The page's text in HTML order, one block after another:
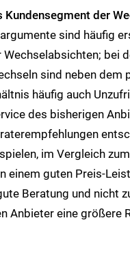
Kundensegment der
sind häufig
Wechselabsichten; bei
sind neben dem
häufig auch
des bisherigen
im Vergleich
einem guten Preis-
Beratung und nicht
Anbieter eine größere